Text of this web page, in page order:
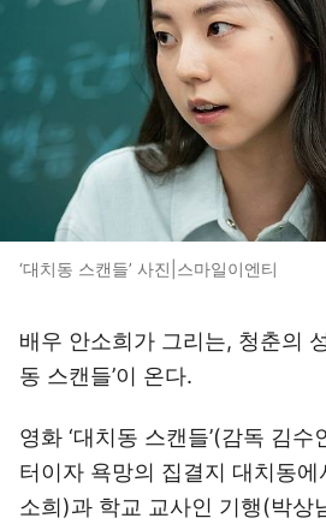
‘대치동 스캔들’ 사진|스마일이엔티
배우 안소희가 그리는, 청춘의
동 스캔들’이 온다.
영화 ‘대치동 스캔들’(감독 김
터이자 욕망의 집결지 대치동
소희)과 학교 교사인 기행(박상